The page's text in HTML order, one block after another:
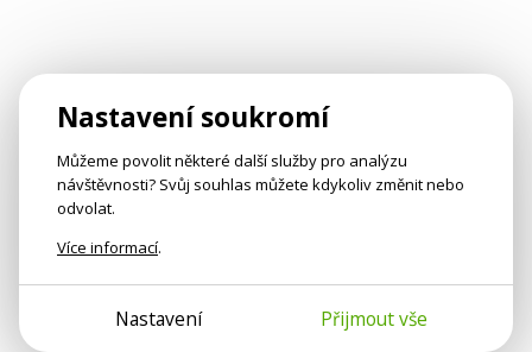
Nastavení soukromí
Můžeme povolit některé další služby pro analýzu
návštěvnosti? Svůj souhlas můžete kdykoliv změnit nebo
odvolat.
Více informací.
Nastavení Přijmout vše